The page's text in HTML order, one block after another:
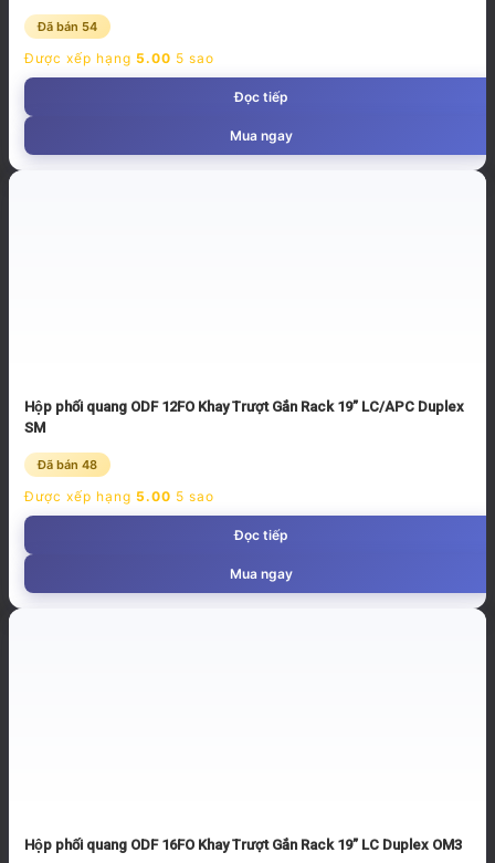
Đã bán 54
Được xếp hạng 5.00 5 sao
Đọc tiếp
Mua ngay
Hộp phối quang ODF 12FO Khay Trượt Gắn Rack 19” LC/APC Duplex
SM
Đã bán 48
Được xếp hạng 5.00 5 sao
Đọc tiếp
Mua ngay
Hộp phối quang ODF 16FO Khay Trượt Gắn Rack 19” LC Duplex OM3